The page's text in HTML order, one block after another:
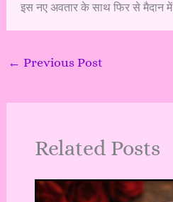
इस नए अवतार के साथ फिर से मैदान
← Previous Post
Related Posts